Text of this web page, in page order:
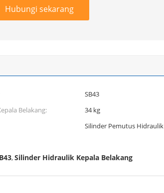
Hubungi sekarang
SB43
Belakang:
34 kg
Silinder Pemutus Hidraulik
,Silinder Hidraulik Kepala Belakang